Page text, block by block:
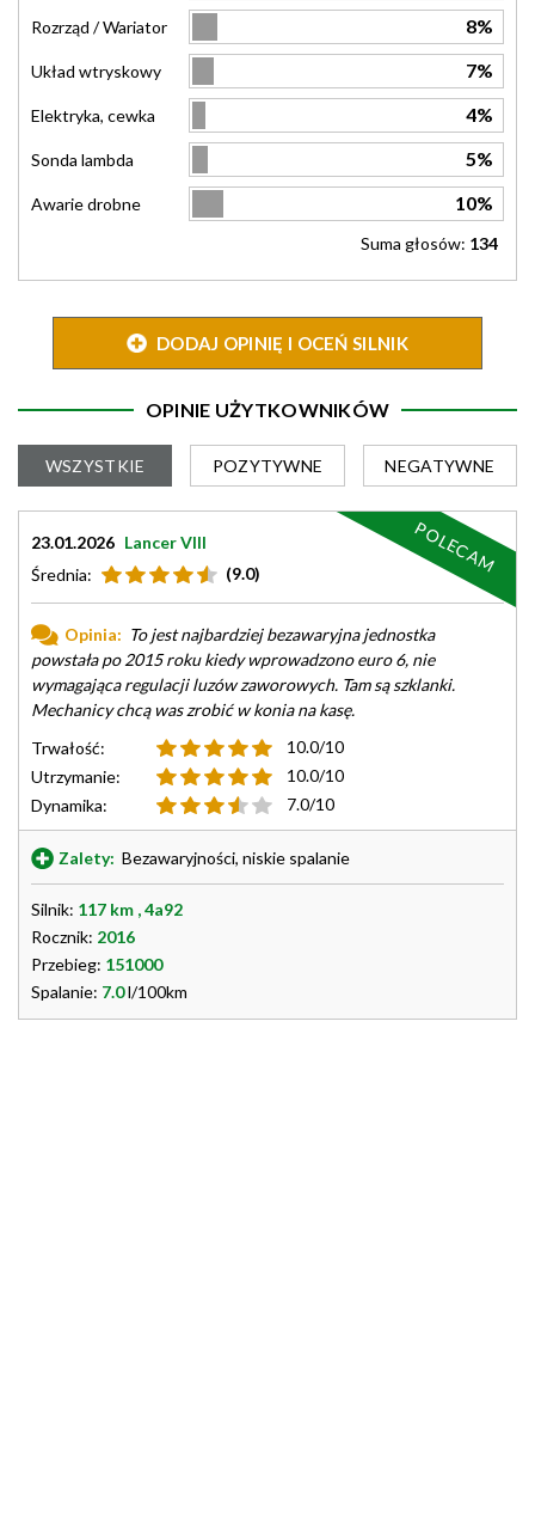
Rozrząd / Wariator 8%
Układ wtryskowy 7%
Elektryka, cewka 4%
Sonda lambda 5%
Awarie drobne 10%
Suma głosów: 134
DODAJ OPINIĘ I OCEŃ SILNIK
OPINIE UŻYTKOWNIKÓW
WSZYSTKIE POZYTYWNE NEGATYWNE
23.01.2026 Lancer VIII
Średnia:
(9.0)
Opinia: To jest najbardziej bezawaryjna jednostka
powstała po 2015 roku kiedy wprowadzono euro 6, nie
wymagająca regulacji luzów zaworowych. Tam są szklanki.
Mechanicy chcą was zrobić w konia na kasę.
Trwałość:
10.0/10
Utrzymanie:
10.0/10
Dynamika:
7.0/10
Zalety: Bezawaryjności, niskie spalanie
Silnik: 117 km , 4a92
Rocznik: 2016
Przebieg: 151000
Spalanie: 7.0l/100km
POLECAM